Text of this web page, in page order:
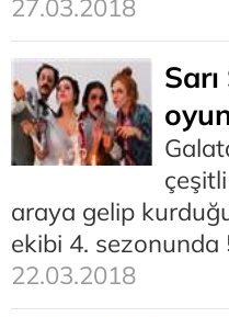
27.03.2018
araya gelip
ekibi 4.
22.03.2018